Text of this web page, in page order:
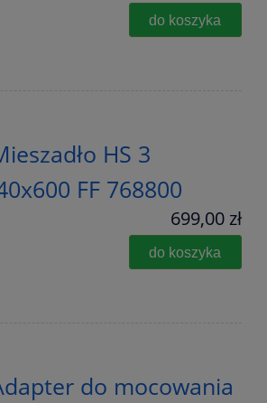
do koszyka
HS 3
FF 768800
699,00 zł
do koszyka
do mocowania